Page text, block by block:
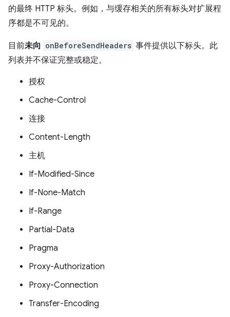
的最终 HTTP 标头。例如，与缓存相关的所有标头对扩展程
序都是不可见的。
目前未向 onBeforeSendHeaders 事件提供以下标头。此
列表并不保证完整或稳定。
授权
Cache-Control
连接
Content-Length
主机
If-Modified-Since
If-None-Match
If-Range
Partial-Data
Pragma
Proxy-Authorization
Proxy-Connection
Transfer-Encoding